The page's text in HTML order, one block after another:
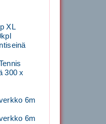
XL
300 x
6m
6m